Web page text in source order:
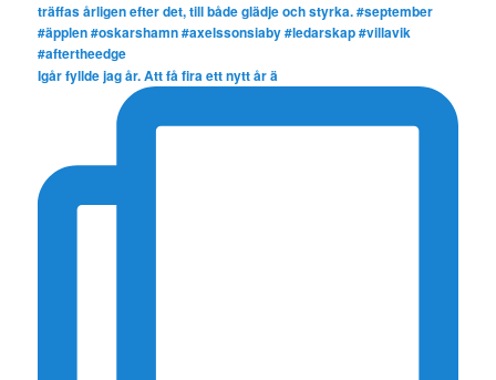
Igår fyllde jag år. Att få fira ett nytt år ä